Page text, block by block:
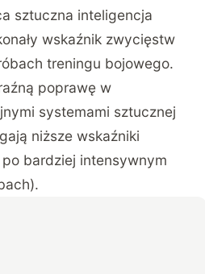
sztuczna inteligencja
wskaźnik zwycięstw
treningu bojowego.
poprawę w
systemami sztucznej
niższe wskaźniki
bardziej intensywnym